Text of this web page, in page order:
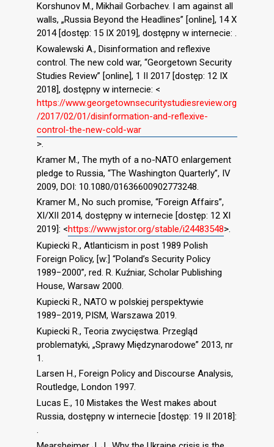
Korshunov M., Mikhail Gorbachev. I am against all
walls, „Russia Beyond the Headlines” [online], 14 X
2014 [dostęp: 15 IX 2019], dostępny w internecie: .
Kowalewski A., Disinformation and reflexive
control. The new cold war, “Georgetown Security
Studies Review” [online], 1 II 2017 [dostęp: 12 IX
2018], dostępny w internecie: <
https://www.georgetownsecuritystudiesreview.org
/2017/02/01/disinformation-and-reflexive-
control-the-new-cold-war
>.
Kramer M., The myth of a no-NATO enlargement
pledge to Russia, “The Washington Quarterly”, IV
2009, DOI: 10.1080/01636600902773248.
Kramer M., No such promise, “Foreign Affairs”,
XI/XII 2014, dostępny w internecie [dostęp: 12 XI
2019]: <https://www.jstor.org/stable/i24483548>.
Kupiecki R., Atlanticism in post 1989 Polish
Foreign Policy, [w:] “Poland’s Security Policy
1989−2000”, red. R. Kuźniar, Scholar Publishing
House, Warsaw 2000.
Kupiecki R., NATO w polskiej perspektywie
1989−2019, PISM, Warszawa 2019.
Kupiecki R., Teoria zwycięstwa. Przegląd
problematyki, „Sprawy Międzynarodowe” 2013, nr
1.
Larsen H., Foreign Policy and Discourse Analysis,
Routledge, London 1997.
Lucas E., 10 Mistakes the West makes about
Russia, dostępny w internecie [dostęp: 19 II 2018]:
.